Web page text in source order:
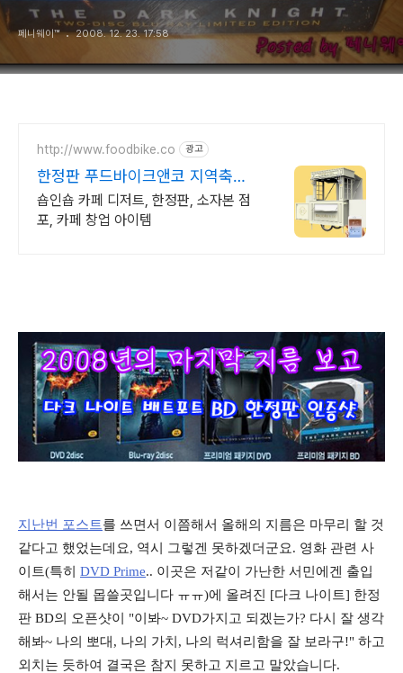
BD 한정판 인증샷
페니웨이™ 2008. 12. 23. 17:58
http://www.foodbike.co 광고
한정판 푸드바이크앤코 지역축제
행사,백화점등 가능
숍인숍 카페 디저트, 한정판, 소자본 점
포, 카페 창업 아이템
지난번 포스트를 쓰면서 이쯤해서 올해의 지름은 마무리 할 것
같다고 했었는데요, 역시 그렇겐 못하겠더군요. 영화 관련 사
이트(특히 DVD Prime.. 이곳은 저같이 가난한 서민에겐 출입
해서는 안될 몹쓸곳입니다 ㅠㅠ)에 올려진 [다크 나이트] 한정
판 BD의 오픈샷이 "이봐~ DVD가지고 되겠는가? 다시 잘 생각
해봐~ 나의 뽀대, 나의 가치, 나의 럭셔리함을 잘 보라구!" 하고
외치는 듯하여 결국은 참지 못하고 지르고 말았습니다.